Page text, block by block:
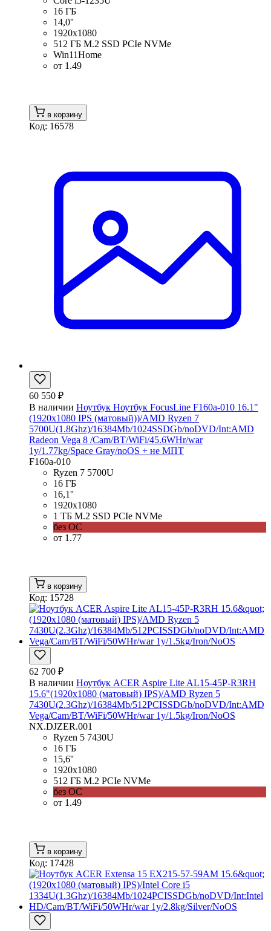
16 ГБ
14,0''
1920x1080
512 ГБ M.2 SSD PCIe NVMe
Win11Home
от 1.49
в корзину
Код: 16578
60 550 ₽
В наличии Ноутбук Ноутбук FocusLine F160a-010 16.1"
(1920x1080 IPS (матовый))/AMD Ryzen 7
5700U(1.8Ghz)/16384Mb/1024SSDGb/noDVD/Int:AMD
Radeon Vega 8 /Cam/BT/WiFi/45.6WHr/war
1y/1.77kg/Space Gray/noOS + не МПТ
F160a-010
Ryzen 7 5700U
16 ГБ
16,1''
1920x1080
1 ТБ M.2 SSD PCIe NVMe
без ОС
от 1.77
в корзину
Код: 15728
62 700 ₽
В наличии Ноутбук ACER Aspire Lite AL15-45P-R3RH
15.6"(1920x1080 (матовый) IPS)/AMD Ryzen 5
7430U(2.3Ghz)/16384Mb/512PCISSDGb/noDVD/Int:AMD
Vega/Cam/BT/WiFi/50WHr/war 1y/1.5kg/Iron/NoOS
NX.DJZER.001
Ryzen 5 7430U
16 ГБ
15,6''
1920x1080
512 ГБ M.2 PCIe NVMe
без ОС
от 1.49
в корзину
Код: 17428